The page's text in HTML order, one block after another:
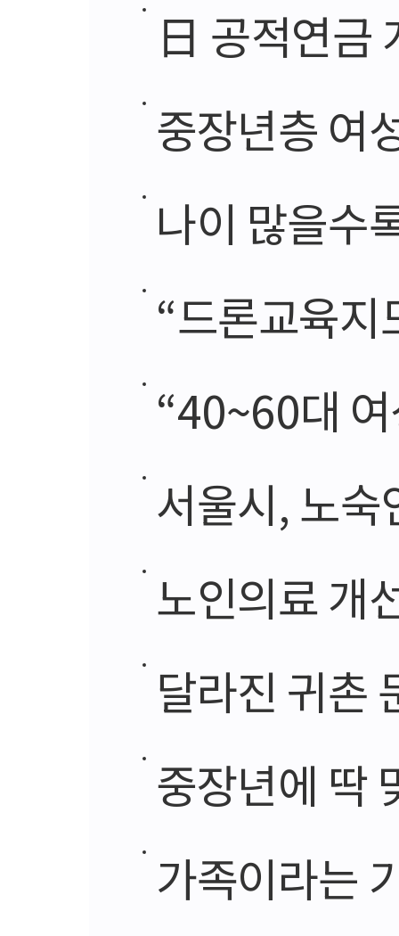
日 공적연금
중장년층 여
나이 많을수
“드론교육지
“40~60대 여성
서울시, 노숙
노인의료 개
달라진 귀촌
중장년에 딱
가족이라는